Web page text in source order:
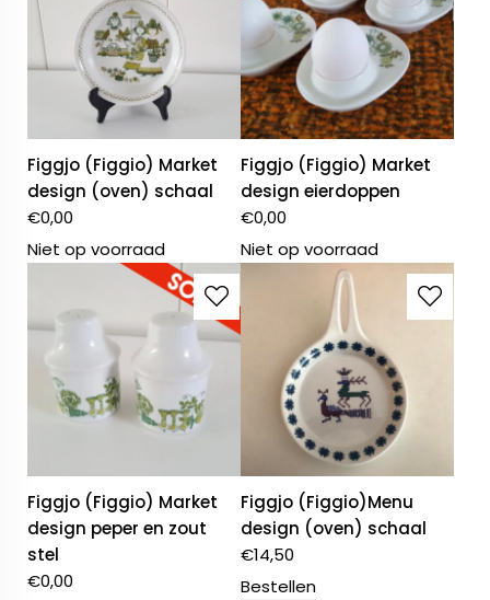
Figgjo (Figgio) Market
design (oven) schaal
€0,00
Niet op voorraad
Figgjo (Figgio) Market
design eierdoppen
€0,00
Niet op voorraad
Figgjo (Figgio) Market
design peper en zout
stel
€0,00
Figgjo (Figgio)Menu
design (oven) schaal
€14,50
Bestellen